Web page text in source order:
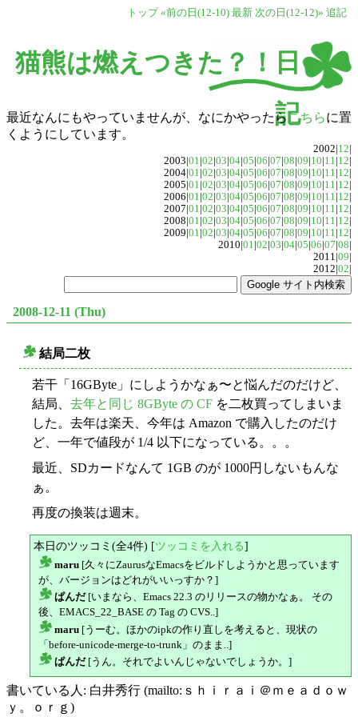
トップ «前の日(12-10) 最新 次の日(12-12)» 追記
猫熊は燃えつきた？！日
記
最近なんにもやっていませんが、なにかやったら こちらに置
くようにしています。
2002|12|
2003|01|02|03|04|05|06|07|08|09|10|11|12|
2004|01|02|03|04|05|06|07|08|09|10|11|12|
2005|01|02|03|04|05|06|07|08|09|10|11|12|
2006|01|02|03|04|05|06|07|08|09|10|11|12|
2007|01|02|03|04|05|06|07|08|09|10|11|12|
2008|01|02|03|04|05|06|07|08|09|10|11|12|
2009|01|02|03|04|05|06|07|08|09|10|11|12|
2010|01|02|03|04|05|06|07|08|
2011|09|
2012|02|
2008-12-11 (Thu)
結局二枚
若干「16GByte」にしようかなぁ〜と悩んだのだけど、
結局、 去年と同じ 8GByte の CF を二枚買ってしまいま
した。去年は楽天、今年は Amazon で購入したのだけ
ど、一年で値段が 1/4 以下になっている。。。
最近、SDカードなんて 1GB のが 1000円しないもんな
ぁ。
再度の換装は週末。
本日のツッコミ(全4件) [ツッコミを入れる]
maru [久々にZaurusなEmacsをビルドしようかと思っています
が、バージョンはどれがいいっすか？]
ぱんだ[いまなら、Emacs 22.3 のリリースの物かなぁ。 その
後、EMACS_22_BASE の Tag の CVS..]
maru [うーむ。ほかのipkの作り直しを考えると、現状の
「before-unicode-merge-to-trunk」のまま..]
ぱんだ[うん。それでよいんじゃないでしょうか。]
書いている人: 白井秀行 (mailto:ｓｈｉｒａｉ＠ｍｅａｄｏｗ
ｙ。ｏｒｇ)